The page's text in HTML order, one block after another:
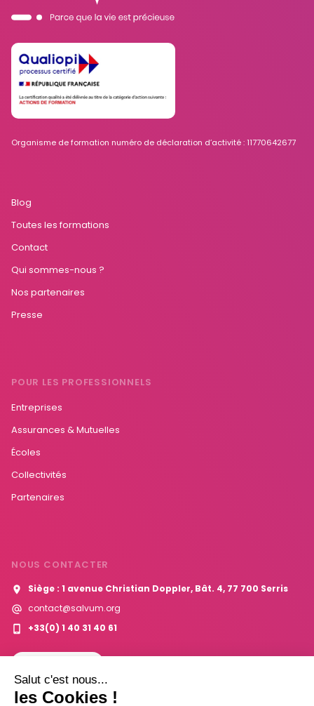
les Cookies !
Organisme de formation numéro de déclaration d’activité : 11770642677
Blog
Toutes les formations
Contact
Qui sommes-nous ?
Nos partenaires
Presse
POUR LES PROFESSIONNELS
Entreprises
Assurances & Mutuelles
Écoles
Collectivités
Partenaires
NOUS CONTACTER
Siège : 1 avenue Christian Doppler, Bât. 4, 77 700 Serris
contact@salvum.org
+33(0) 1 40 31 40 61